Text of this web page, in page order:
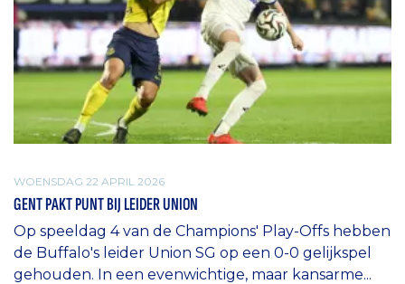
WOENSDAG 22 APRIL 2026
GENT PAKT PUNT BIJ LEIDER UNION
Op speeldag 4 van de Champions' Play-Offs hebben
de Buffalo's leider Union SG op een 0-0 gelijkspel
gehouden. In een evenwichtige, maar kansarme...